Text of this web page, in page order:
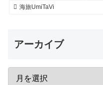
海旅UmiTaVi
アーカイブ